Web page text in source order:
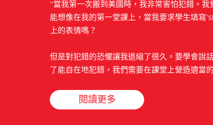
“當我第一次搬到美國時，我非常害怕犯錯。
能想像在我的第一堂課上，當我要求學生填寫
上的表情嗎？
但是對犯錯的恐懼讓我退縮了很久。要學會說
了能自在地犯錯，我們需要在課堂上營造適當
閱讀更多